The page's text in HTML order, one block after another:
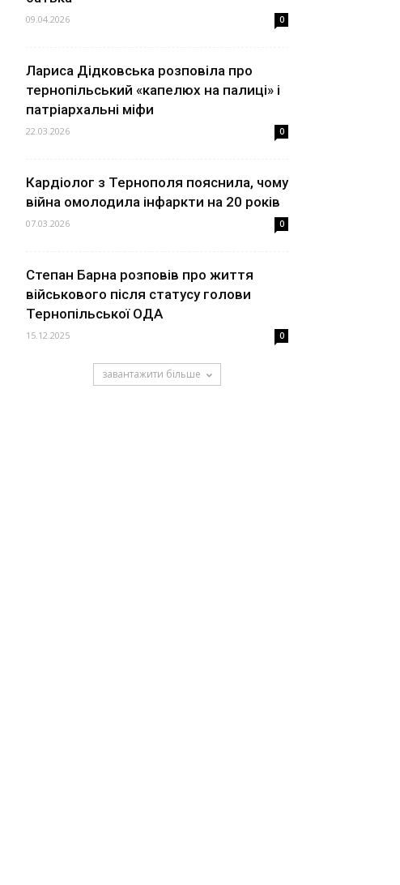
09.04.2026 0
Лариса Дідковська розповіла про
тернопільський «капелюх на палиці» і
патріархальні міфи
22.03.2026 0
Кардіолог з Тернополя пояснила, чому
війна омолодила інфаркти на 20 років
07.03.2026 0
Степан Барна розповів про життя
військового після статусу голови
Тернопільської ОДА
15.12.2025 0
завантажити більше